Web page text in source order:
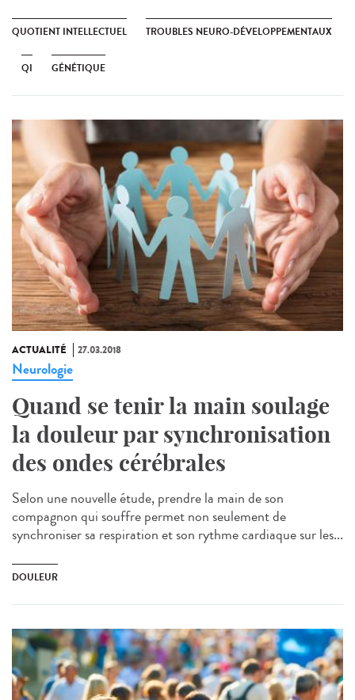
QUOTIENT INTELLECTUEL TROUBLES NEURO-DÉVELOPPEMENTAUX
QI GÉNÉTIQUE
ACTUALITÉ 27.03.2018
Neurologie
Quand se tenir la main soulage
la douleur par synchronisation
des ondes cérébrales
Selon une nouvelle étude, prendre la main de son
compagnon qui souffre permet non seulement de
synchroniser sa respiration et son rythme cardiaque sur les...
DOULEUR